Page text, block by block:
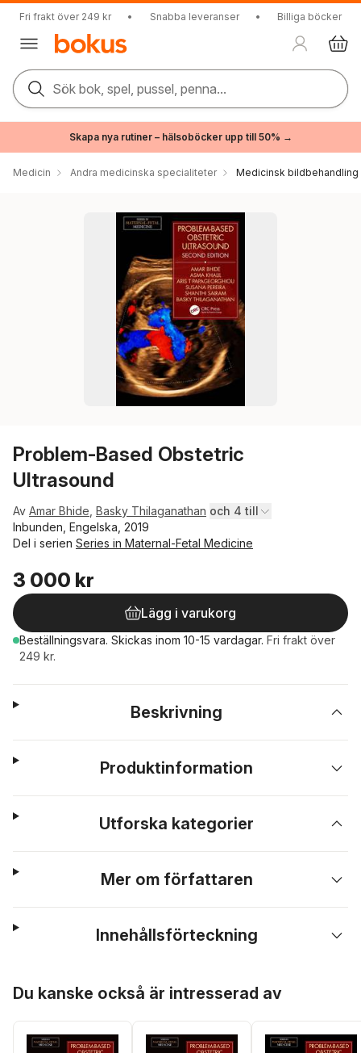
Fri frakt över 249 kr • Snabba leveranser • Billiga böcker
Sök bok, spel, pussel, penna...
Skapa nya rutiner – hälsoböcker upp till 50% →
Medicin Andra medicinska specialiteter Medicinsk bildbehandling
Problem-Based Obstetric
Ultrasound
Av Amar Bhide Basky Thilaganathan och 4 till
Inbunden, Engelska, 2019
Del i serien Series in Maternal-Fetal Medicine
3 000 kr
Lägg i varukorg
Beställningsvara. Skickas inom 10-15 vardagar. Fri frakt över
249 kr.
Beskrivning
Produktinformation
Utforska kategorier
Mer om författaren
Innehållsförteckning
Du kanske också är intresserad av